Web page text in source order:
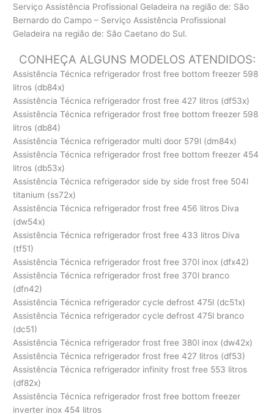
Serviço Assistência Profissional Geladeira na região de: São
Bernardo do Campo – Serviço Assistência Profissional
Geladeira na região de: São Caetano do Sul.
CONHEÇA ALGUNS MODELOS ATENDIDOS:
Assistência Técnica refrigerador frost free bottom freezer 598
litros (db84x)
Assistência Técnica refrigerador frost free 427 litros (df53x)
Assistência Técnica refrigerador frost free bottom freezer 598
litros (db84)
Assistência Técnica refrigerador multi door 579l (dm84x)
Assistência Técnica refrigerador frost free bottom freezer 454
litros (db53x)
Assistência Técnica refrigerador side by side frost free 504l
titanium (ss72x)
Assistência Técnica refrigerador frost free 456 litros Diva
(dw54x)
Assistência Técnica refrigerador frost free 433 litros Diva
(tf51)
Assistência Técnica refrigerador frost free 370l inox (dfx42)
Assistência Técnica refrigerador frost free 370l branco
(dfn42)
Assistência Técnica refrigerador cycle defrost 475l (dc51x)
Assistência Técnica refrigerador cycle defrost 475l branco
(dc51)
Assistência Técnica refrigerador frost free 380l inox (dw42x)
Assistência Técnica refrigerador frost free 427 litros (df53)
Assistência Técnica refrigerador infinity frost free 553 litros
(df82x)
Assistência Técnica refrigerador frost free bottom freezer
inverter inox 454 litros